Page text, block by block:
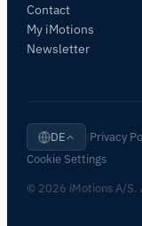
Contact
My iMotions
Newsletter
DE Privacy
Cookie Settings
© 2026 iMotions A/S.